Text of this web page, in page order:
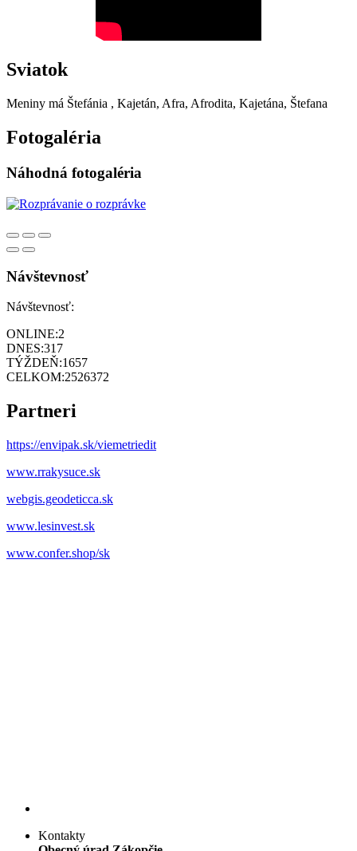
Sviatok
Meniny má Štefánia , Kajetán, Afra, Afrodita, Kajetána, Štefana
Fotogaléria
Náhodná fotogaléria
Návštevnosť
Návštevnosť:
ONLINE:2
DNES:317
TÝŽDEŇ:1657
CELKOM:2526372
Partneri
https://envipak.sk/viemetriedit
www.rrakysuce.sk
webgis.geodeticca.sk
www.lesinvest.sk
www.confer.shop/sk
Kontakty